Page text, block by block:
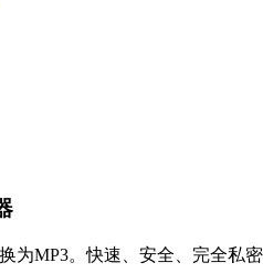
为MP3。快速、安全、完全私